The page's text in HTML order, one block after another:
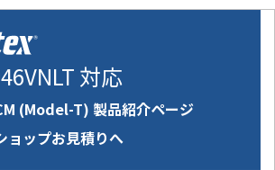
対応
(Model-T) 製品紹介ページ
ョップお見積りへ